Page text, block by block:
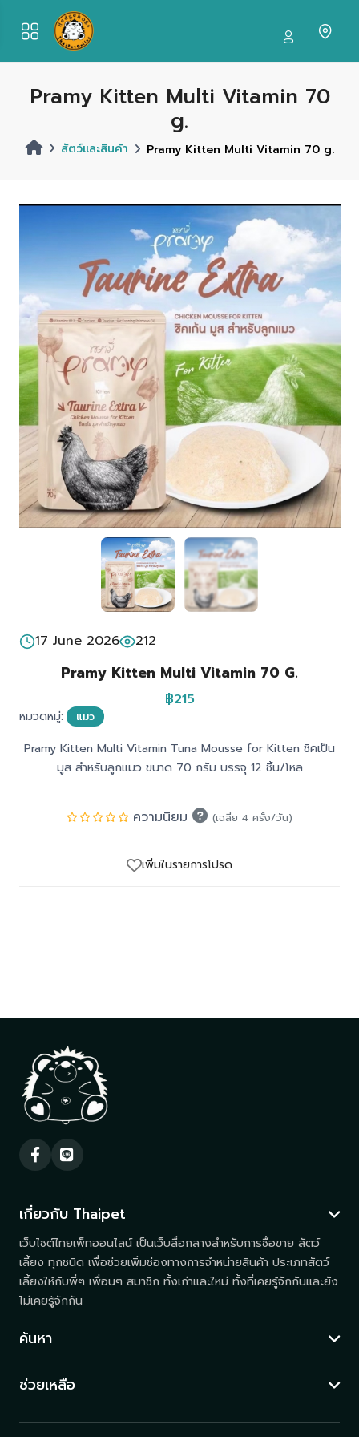
Pramy Kitten Multi Vitamin 70
g.
สัตว์และสินค้า Pramy Kitten Multi Vitamin 70 g.
17 June 2026 212
Pramy Kitten Multi Vitamin 70 G.
฿215
หมวดหมู่: แมว
Pramy Kitten Multi Vitamin Tuna Mousse for Kitten ชิคเป็น
มูส สำหรับลูกแมว ขนาด 70 กรัม บรรจุ 12 ชิ้น/โหล
ความนิยม (เฉลี่ย 4 ครั้ง/วัน)
เพิ่มในรายการโปรด
เกี่ยวกับ Thaipet
เว็บไซต์ไทยเพ็ทออนไลน์ เป็นเว็บสื่อกลางสำหรับการซื้อขาย สัตว์
เลี้ยง ทุกชนิด เพื่อช่วยเพิ่มช่องทางการจำหน่ายสินค้า ประเภทสัตว์
เลี้ยงให้กับพี่ๆ เพื่อนๆ สมาชิก ทั้งเก่าและใหม่ ทั้งที่เคยรู้จักกันและยัง
ไม่เคยรู้จักกัน
ค้นหา
ช่วยเหลือ